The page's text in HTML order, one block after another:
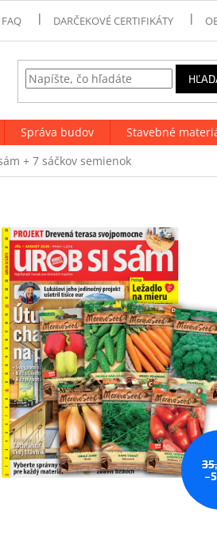
FAQ DARČEKOVÉ CERTIFIKÁTY
Správa budov Stavebné
+ 7 sáčkov semienok